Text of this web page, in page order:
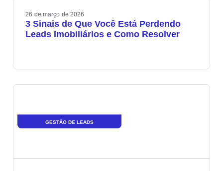
26 de março de 2026
3 Sinais de Que Você Está Perdendo
Leads Imobiliários e Como Resolver
GESTÃO DE LEADS